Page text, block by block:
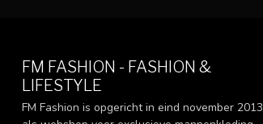
FM FASHION - FASHION &
LIFESTYLE
FM Fashion is opgericht in eind november 2013